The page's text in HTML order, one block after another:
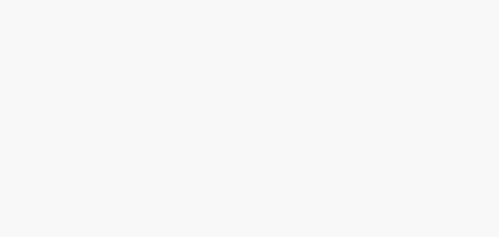
zu verhandeln lieber angreift? Wie will man in einem
überhaupt seine Arbeit in einem gewählten Kommunalamt
Einhellig war die Meinung, dass man das ganze Theater nicht recht